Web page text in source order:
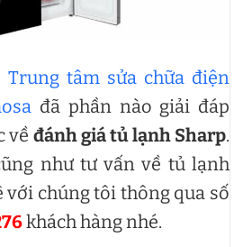
Trung tâm sửa chữa điện
đã phần nào giải đáp
về đánh giá tủ lạnh Sharp.
như tư vấn về tủ lạnh
với chúng tôi thông qua số
khách hàng nhé.